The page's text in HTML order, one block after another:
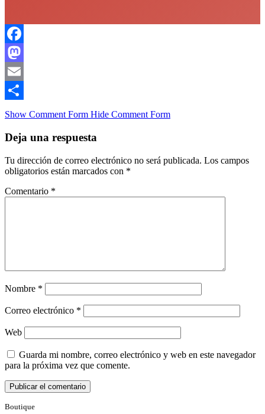
Facebook
Mastodon
Email
Compartir
Show Comment Form Hide Comment Form
Deja una respuesta
Tu dirección de correo electrónico no será publicada. Los campos
obligatorios están marcados con *
Comentario *
Nombre *
Correo electrónico *
Web
Guarda mi nombre, correo electrónico y web en este navegador
para la próxima vez que comente.
Boutique